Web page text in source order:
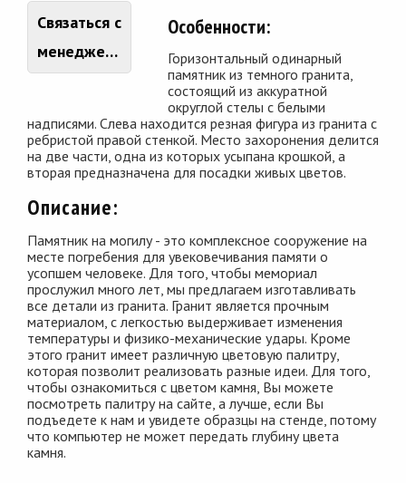
Связаться с
менеджером
Особенности:
Горизонтальный одинарный
памятник из темного гранита,
состоящий из аккуратной
округлой стелы с белыми
надписями. Слева находится резная фигура из гранита с
ребристой правой стенкой. Место захоронения делится
на две части, одна из которых усыпана крошкой, а
вторая предназначена для посадки живых цветов.
Описание:
Памятник на могилу - это комплексное сооружение на
месте погребения для увековечивания памяти о
усопшем человеке. Для того, чтобы мемориал
прослужил много лет, мы предлагаем изготавливать
все детали из гранита. Гранит является прочным
материалом, с легкостью выдерживает изменения
температуры и физико-механические удары. Кроме
этого гранит имеет различную цветовую палитру,
которая позволит реализовать разные идеи. Для того,
чтобы ознакомиться с цветом камня, Вы можете
посмотреть палитру на сайте, а лучше, если Вы
подъедете к нам и увидете образцы на стенде, потому
что компьютер не может передать глубину цвета
камня.